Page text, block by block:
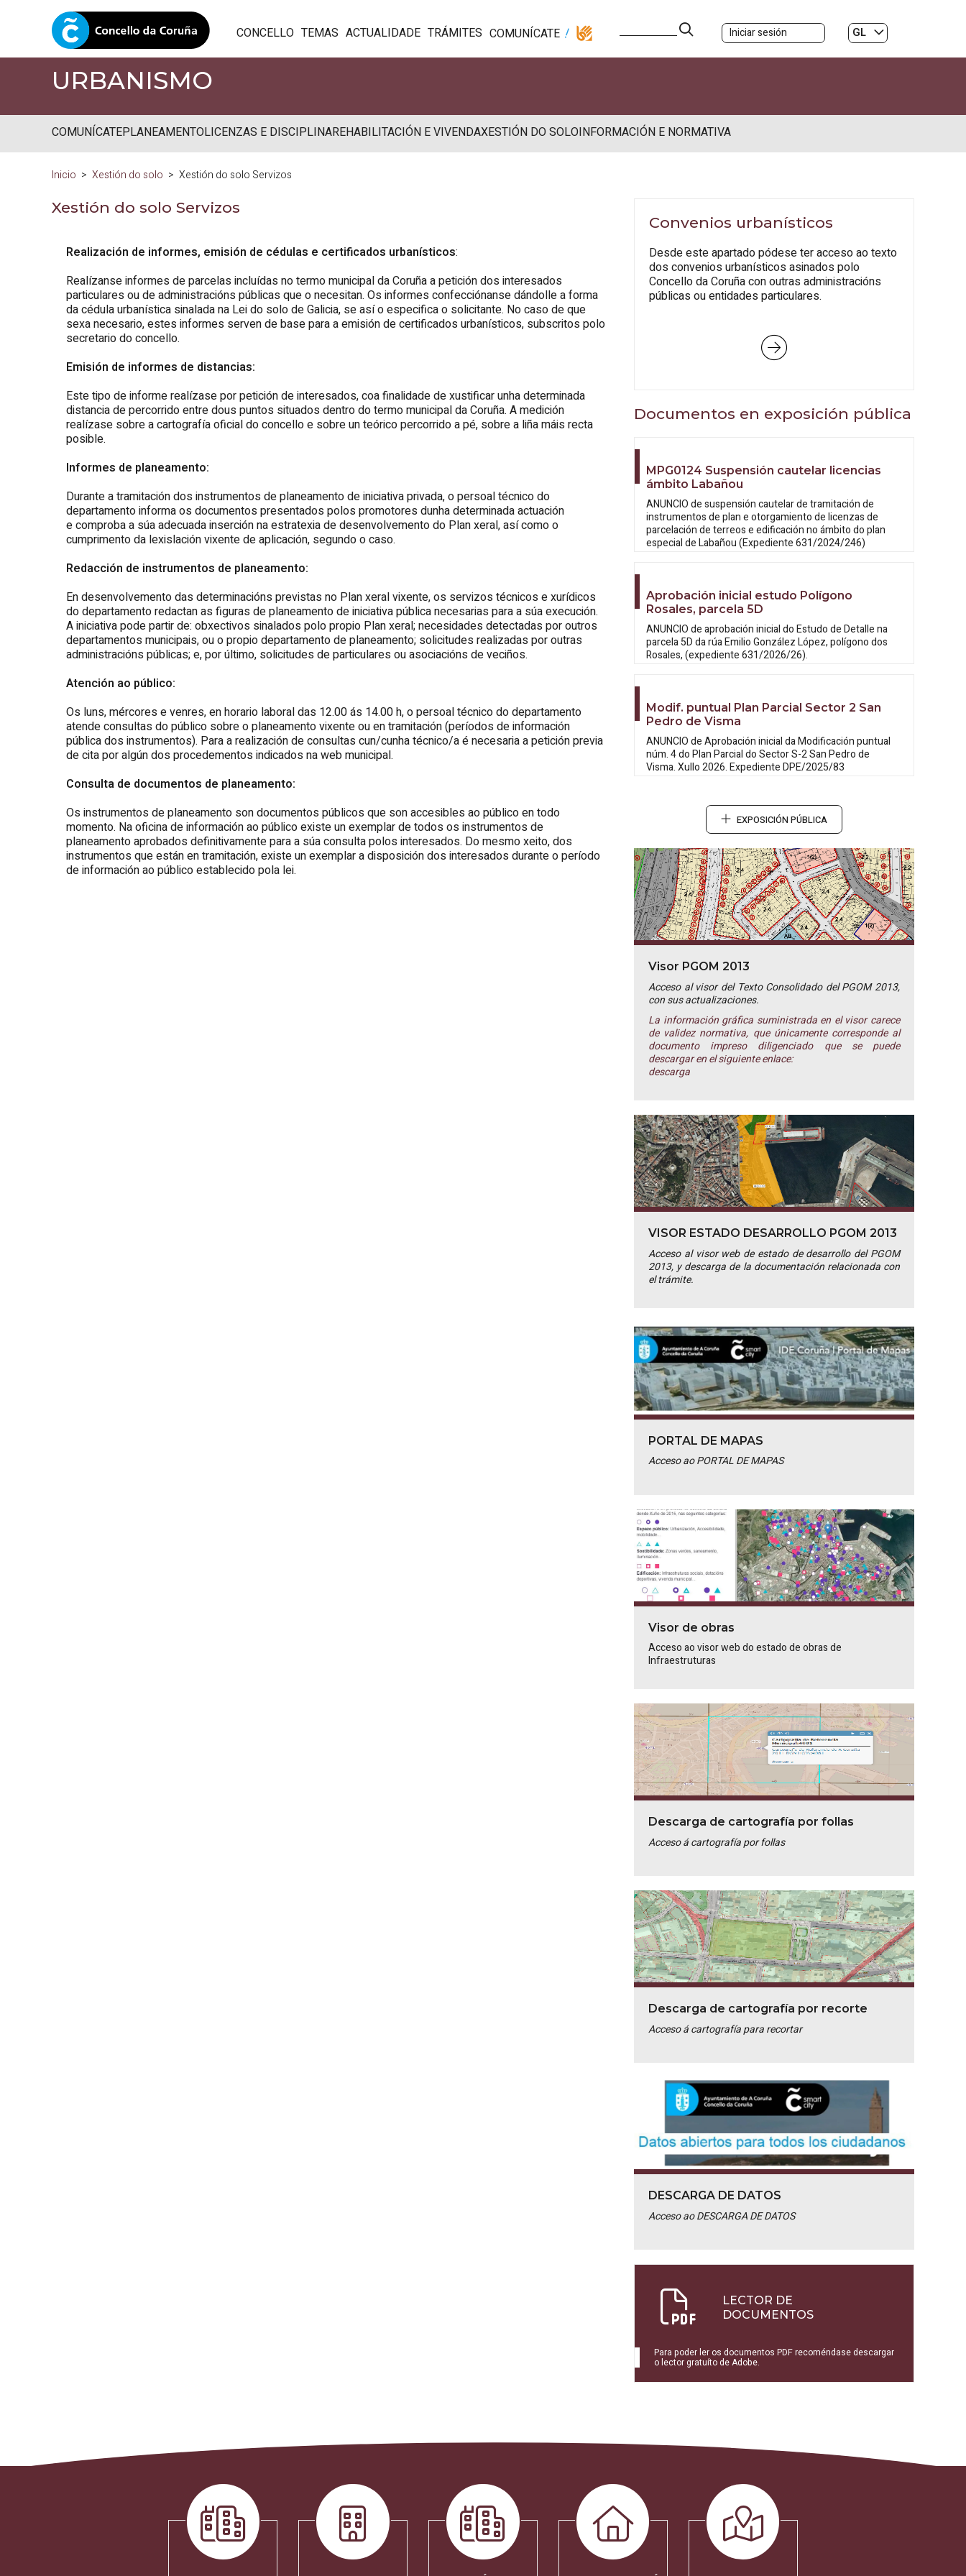
CONCELLO TEMAS ACTUALIDADE TRÁMITES COMUNÍCATE Iniciar sesión
GL
ES|
URBANISMO
COMUNÍCATEPLANEAMENTOLICENZAS E DISCIPLINAREHABILITACIÓN E VIVENDAXESTIÓN DO SOLOINFORMACIÓN E NORMATIVA
Inicio Xestión do solo Xestión do solo Servizos
Xestión do solo Servizos
Realización de informes, emisión de cédulas e certificados urbanísticos:
Realízanse informes de parcelas incluídas no termo municipal da Coruña a petición dos interesados
particulares ou de administracións públicas que o necesitan. Os informes confecciónanse dándolle a forma
da cédula urbanística sinalada na Lei do solo de Galicia, se así o especifica o solicitante. No caso de que
sexa necesario, estes informes serven de base para a emisión de certificados urbanísticos, subscritos polo
secretario do concello.
Emisión de informes de distancias:
Este tipo de informe realízase por petición de interesados, coa finalidade de xustificar unha determinada
distancia de percorrido entre dous puntos situados dentro do termo municipal da Coruña. A medición
realízase sobre a cartografía oficial do concello e sobre un teórico percorrido a pé, sobre a liña máis recta
posible.
Informes de planeamento:
Durante a tramitación dos instrumentos de planeamento de iniciativa privada, o persoal técnico do
departamento informa os documentos presentados polos promotores dunha determinada actuación
e comproba a súa adecuada inserción na estratexia de desenvolvemento do Plan xeral, así como o
cumprimento da lexislación vixente de aplicación, segundo o caso.
Redacción de instrumentos de planeamento:
En desenvolvemento das determinacións previstas no Plan xeral vixente, os servizos técnicos e xurídicos
do departamento redactan as figuras de planeamento de iniciativa pública necesarias para a súa execución.
A iniciativa pode partir de: obxectivos sinalados polo propio Plan xeral; necesidades detectadas por outros
departamentos municipais, ou o propio departamento de planeamento; solicitudes realizadas por outras
administracións públicas; e, por último, solicitudes de particulares ou asociacións de veciños.
Atención ao público:
Os luns, mércores e venres, en horario laboral das 12.00 ás 14.00 h, o persoal técnico do departamento
atende consultas do público sobre o planeamento vixente ou en tramitación (períodos de información
pública dos instrumentos). Para a realización de consultas cun/cunha técnico/a é necesaria a petición previa
de cita por algún dos procedementos indicados na web municipal.
Consulta de documentos de planeamento:
Os instrumentos de planeamento son documentos públicos que son accesibles ao público en todo
momento. Na oficina de información ao público existe un exemplar de todos os instrumentos de
planeamento aprobados definitivamente para a súa consulta polos interesados. Do mesmo xeito, dos
instrumentos que están en tramitación, existe un exemplar a disposición dos interesados durante o período
de información ao público establecido pola lei.
Convenios urbanísticos
Desde este apartado pódese ter acceso ao texto
dos convenios urbanísticos asinados polo
Concello da Coruña con outras administracións
públicas ou entidades particulares.
Documentos en exposición pública
MPG0124 Suspensión cautelar licencias
ámbito Labañou
ANUNCIO de suspensión cautelar de tramitación de
instrumentos de plan e otorgamiento de licenzas de
parcelación de terreos e edificación no ámbito do plan
especial de Labañou (Expediente 631/2024/246)
Aprobación inicial estudo Polígono
Rosales, parcela 5D
ANUNCIO de aprobación inicial do Estudode Detalle na
parcela 5D da rúa Emilio González López, polígono dos
Rosales, (expediente 631/2026/26).
Modif. puntual Plan Parcial Sector 2 San
Pedro de Visma
ANUNCIO de Aprobación inicial daModificación puntual
núm. 4 do Plan Parcial do Sector S-2 San Pedro de
Visma. Xullo 2026. Expediente DPE/2025/83
EXPOSICIÓN PÚBLICA
Visor PGOM 2013
Acceso al visor del Texto Consolidado del PGOM 2013,
con sus actualizaciones.
La información gráfica suministrada en el visor carece
de validez normativa, que únicamente corresponde al
documento impreso diligenciado que se puede
descargar en el siguiente enlace:
descarga
VISOR ESTADO DESARROLLO PGOM 2013
Acceso al visor web de estado de desarrollo del PGOM
2013, y descarga de la documentación relacionada con
el trámite.
PORTAL DE MAPAS
Acceso ao PORTAL DE MAPAS
Visor de obras
Acceso ao visor web do estado de obras de
Infraestruturas
Descarga de cartografía por follas
Acceso á cartografía por follas
Descarga de cartografía por recorte
Acceso á cartografía para recortar
DESCARGA DE DATOS
Acceso ao DESCARGA DE DATOS
LECTOR DE
DOCUMENTOS
Para poder ler os documentos PDF recoméndase descargar
o lector gratuíto de Adobe.